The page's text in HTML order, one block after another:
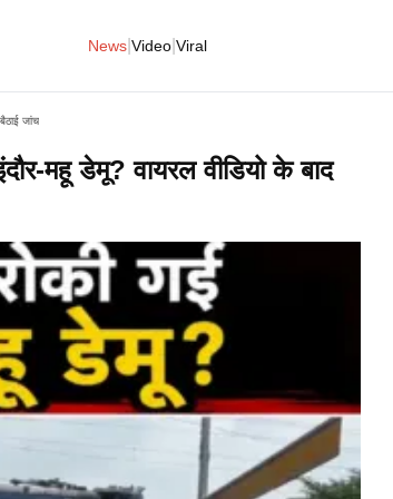
News Video Viral
जांच
महू डेमू? वायरल वीडियो के बाद